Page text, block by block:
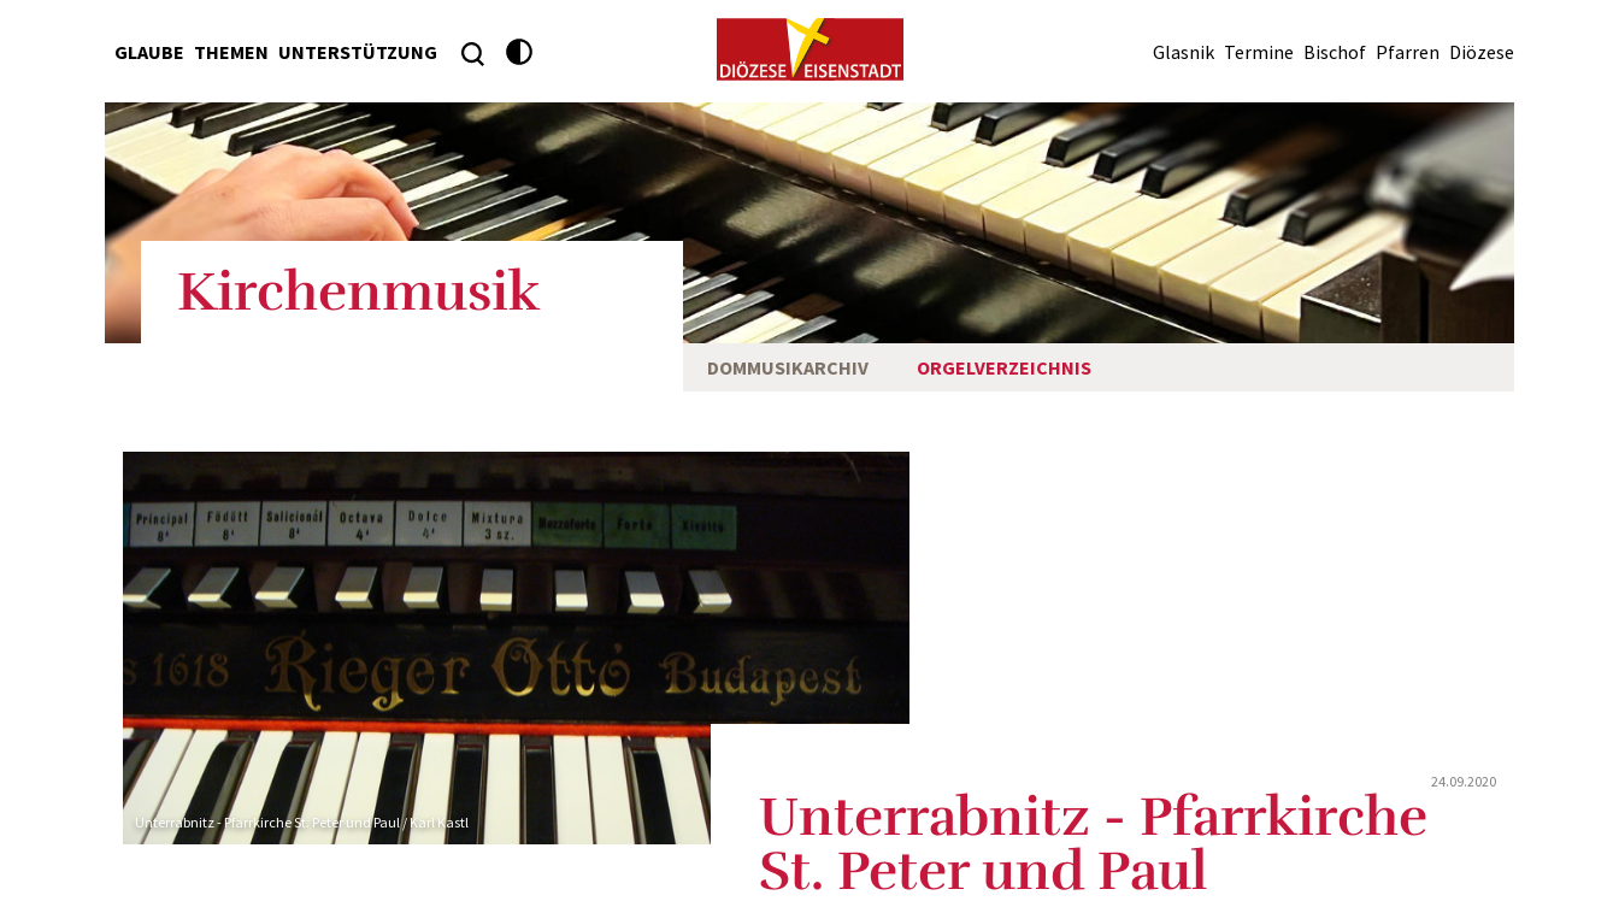
GLAUBE THEMEN UNTERSTÜTZUNG Glasnik Termine Bischof Pfarren Diözese
Kirchenmusik
DOMMUSIKARCHIV ORGELVERZEICHNIS
Unterrabnitz - Pfarrkirche St. Peter und Paul / Karl Kastl
24.09.2020
Unterrabnitz - Pfarrkirche
St. Peter und Paul